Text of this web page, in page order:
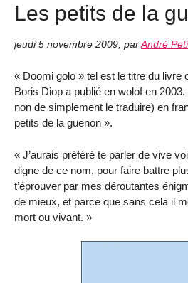
Les petits de la
jeudi 5 novembre 2009, parAndré
« Doomi golo » tel est le titre du livre
Boris Diop a publié en wolof en 2003.
non de simplement le traduire) en
petits de la guenon ».
« J’aurais préféré te parler de vive
digne de ce nom, pour faire battre
t’éprouver par mes déroutantes
de mieux, et parce que sans cela il
mort ou vivant. »